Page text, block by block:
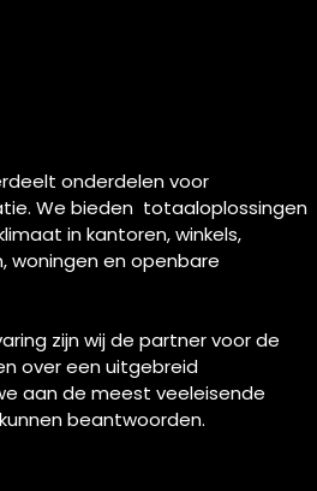
onderdelen voor
We bieden totaaloplossingen
in kantoren, winkels,
woningen en openbare
zijn wij de partner voor de
over een uitgebreid
aan de meest veeleisende
beantwoorden.